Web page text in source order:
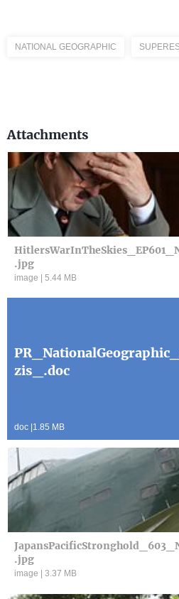
NATIONAL GEOGRAPHIC
Attachments
.jpg
image 5.44 MB
zis_.doc
doc 1.85 MB
.jpg
image 3.37 MB